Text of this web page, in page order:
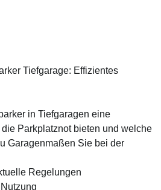
Tiefgarage: Effizientes
in Tiefgaragen eine
Parkplatznot bieten und welche
Garagenmaßen Sie bei der